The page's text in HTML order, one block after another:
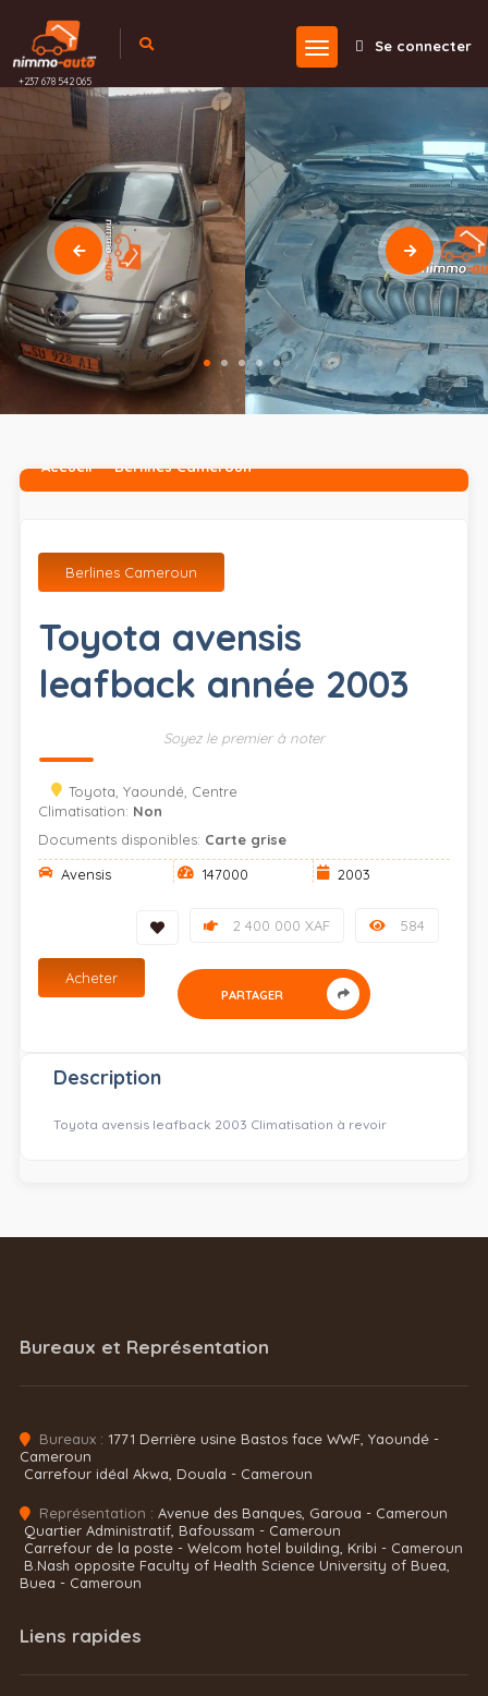
+237 678 542 065
Se connecter
Accueil Berlines Cameroun
Berlines Cameroun
Toyota avensis
leafback année 2003
Soyez le premier à noter
Toyota, Yaoundé, Centre
Climatisation: Non
Documents disponibles: Carte grise
Avensis
147000 2003
584
2 400 000 XAF
Acheter
PARTAGER
Description
Toyota avensis leafback 2003 Climatisation à revoir
Bureaux et Représentation
Bureaux : 1771 Derrière usine Bastos face WWF, Yaoundé -
Cameroun
Carrefour idéal Akwa, Douala - Cameroun
Représentation : Avenue des Banques, Garoua - Cameroun
Quartier Administratif, Bafoussam - Cameroun
Carrefour de la poste - Welcom hotel building, Kribi - Cameroun
B.Nash opposite Faculty of Health Science University of Buea,
Buea - Cameroun
Liens rapides